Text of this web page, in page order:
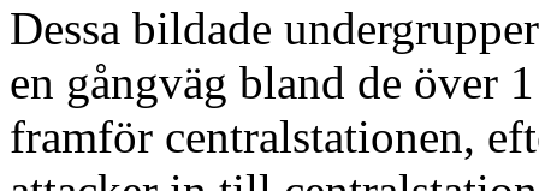
Dessa bildade
en gångväg bland de över
framför centralstationen,